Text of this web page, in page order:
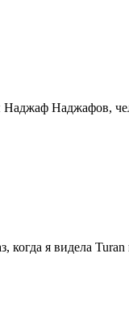
Наджафов,
я видела